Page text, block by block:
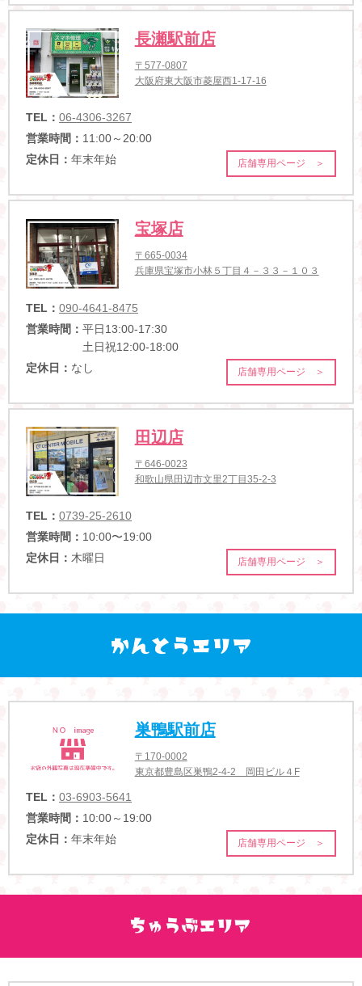
長瀬駅前店
〒577-0807
大阪府東大阪市菱屋西1-17-16
TEL： 06-4306-3267
営業時間： 11:00～20:00
定休日： 年末年始 店舗専用ページ ＞
宝塚店
〒665-0034
兵庫県宝塚市小林５丁目４－３３－１０３
TEL： 090-4641-8475
営業時間： 平日13:00-17:30
土日祝12:00-18:00
定休日： なし 店舗専用ページ ＞
田辺店
〒646-0023
和歌山県田辺市文里2丁目35-2-3
TEL： 0739-25-2610
営業時間： 10:00〜19:00
定休日： 木曜日 店舗専用ページ ＞
巣鴨駅前店
〒170-0002
東京都豊島区巣鴨2-4-2 岡田ビル４F
TEL： 03-6903-5641
営業時間： 10:00～19:00
定休日： 年末年始 店舗専用ページ ＞